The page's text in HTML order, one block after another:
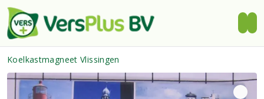
Koelkastmagneet Vlissingen